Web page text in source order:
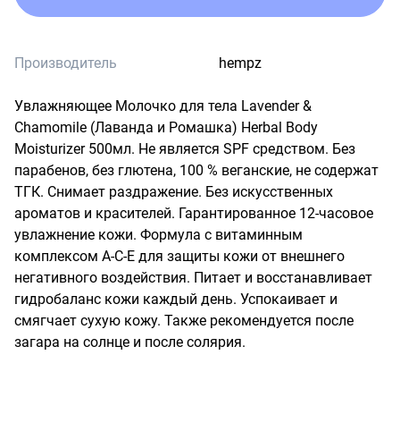
Производитель hempz
Увлажняющее Молочко для тела Lavender &
Chamomile (Лаванда и Ромашка) Herbal Body
Moisturizer 500мл. Не является SPF средством. Без
парабенов, без глютена, 100 % веганские, не содержат
ТГК. Снимает раздражение. Без искусственных
ароматов и красителей. Гарантированное 12-часовое
увлажнение кожи. Формула с витаминным
комплексом A-C-E для защиты кожи от внешнего
негативного воздействия. Питает и восстанавливает
гидробаланс кожи каждый день. Успокаивает и
смягчает сухую кожу. Также рекомендуется после
загара на солнце и после солярия.